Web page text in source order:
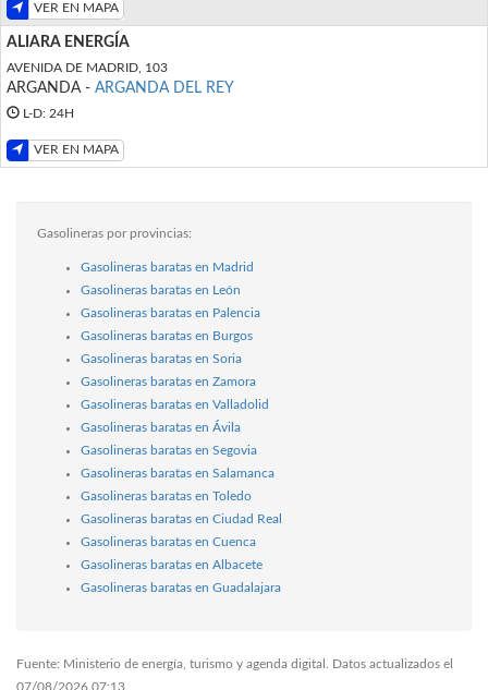
VER EN MAPA
ALIARA ENERGÍA
AVENIDA DE MADRID, 103
ARGANDA - ARGANDA DEL REY
L-D: 24H
VER EN MAPA
Gasolineras por provincias:
Gasolineras baratas en Madrid
Gasolineras baratas en León
Gasolineras baratas en Palencia
Gasolineras baratas en Burgos
Gasolineras baratas en Soria
Gasolineras baratas en Zamora
Gasolineras baratas en Valladolid
Gasolineras baratas en Ávila
Gasolineras baratas en Segovia
Gasolineras baratas en Salamanca
Gasolineras baratas en Toledo
Gasolineras baratas en Ciudad Real
Gasolineras baratas en Cuenca
Gasolineras baratas en Albacete
Gasolineras baratas en Guadalajara
Fuente: Ministerio de energía, turismo y agenda digital. Datos actualizados el
07/08/2026 07:13